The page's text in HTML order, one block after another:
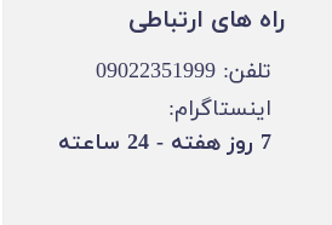
تلفن: 09022351999
اینستاگرام:
​7 روز هفته - 24 ساعته ​​​​​​​
​​راه های ارتباطی